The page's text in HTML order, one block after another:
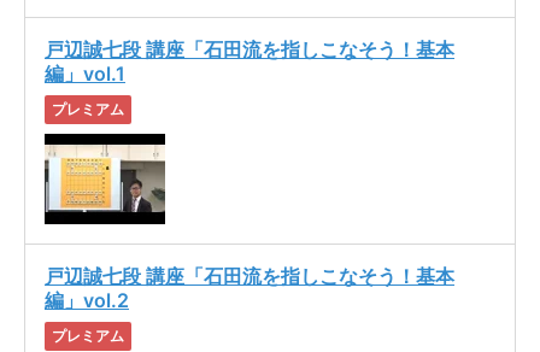
戸辺誠七段 講座「石田流を指しこなそう！基本
編」vol.1
プレミアム
戸辺誠七段 講座「石田流を指しこなそう！基本
編」vol.2
プレミアム